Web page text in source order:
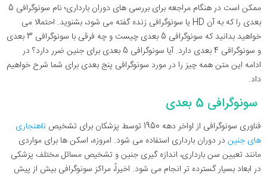
ممکن است در هنگام مراجعه برای بررسی های دوران بارداری؛ نام سونوگرافی 5
بعدی را که به آن HD یا سونوگرافی زنده گفته می شود، بشنوید. احتمالا می
خواهید بدانید که سونوگرافی 5 بعدی چیست و چه فرقی با سونوگرافی 3 بعدی
و سونوگرافی 4 بعدی دارد. آیا سونوگرافی 5 بعدی برای جنین ضرر دارد؟ در
ادامه این متن همه چیز را در مورد سونوگرافی پنج بعدی برای شما شرح خواهیم
داد.
سونوگرافی 5 بعدی
فناوری سونوگرافی از اواخر دهه 1950 توسط پزشکان برای تشخیص
ناهنجاری
های جنین در دوران بارداری استفاده می شود. امروزه، اسکن ها برای مواردی
مانند تعیین سن بارداری، اندازه گیری جنین و تشخیص مسائل مختلف پزشکی
در ابعاد بسیار گسترده تر انجام می شود. اخیراً، مراکز سونوگرافی بیش از پیش